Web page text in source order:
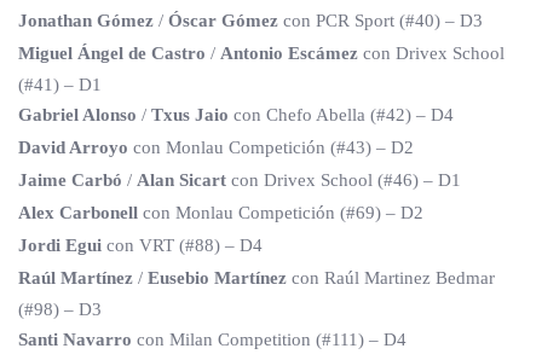
Jonathan Gómez / Óscar Gómez con PCR Sport (#40) – D3
Miguel Ángel de Castro / Antonio Escámez con Drivex School
(#41) – D1
Gabriel Alonso / Txus Jaio con Chefo Abella (#42) – D4
David Arroyo con Monlau Competición (#43) – D2
Jaime Carbó / Alan Sicart con Drivex School (#46) – D1
Alex Carbonell con Monlau Competición (#69) – D2
Jordi Egui con VRT (#88) – D4
Raúl Martínez / Eusebio Martínez con Raúl Martinez Bedmar
(#98) – D3
Santi Navarro con Milan Competition (#111) – D4